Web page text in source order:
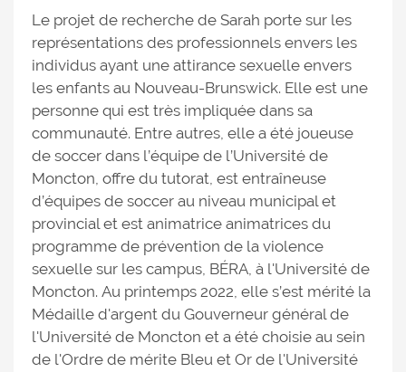
Le projet de recherche de Sarah porte sur les
représentations des professionnels envers les
individus ayant une attirance sexuelle envers
les enfants au Nouveau-Brunswick. Elle est une
personne qui est très impliquée dans sa
communauté. Entre autres, elle a été joueuse
de soccer dans l’équipe de l’Université de
Moncton, offre du tutorat, est entraîneuse
d’équipes de soccer au niveau municipal et
provincial et est animatrice animatrices du
programme de prévention de la violence
sexuelle sur les campus, BÉRA, à l'Université de
Moncton. Au printemps 2022, elle s’est mérité la
Médaille d'argent du Gouverneur général de
l'Université de Moncton et a été choisie au sein
de l'Ordre de mérite Bleu et Or de l'Université